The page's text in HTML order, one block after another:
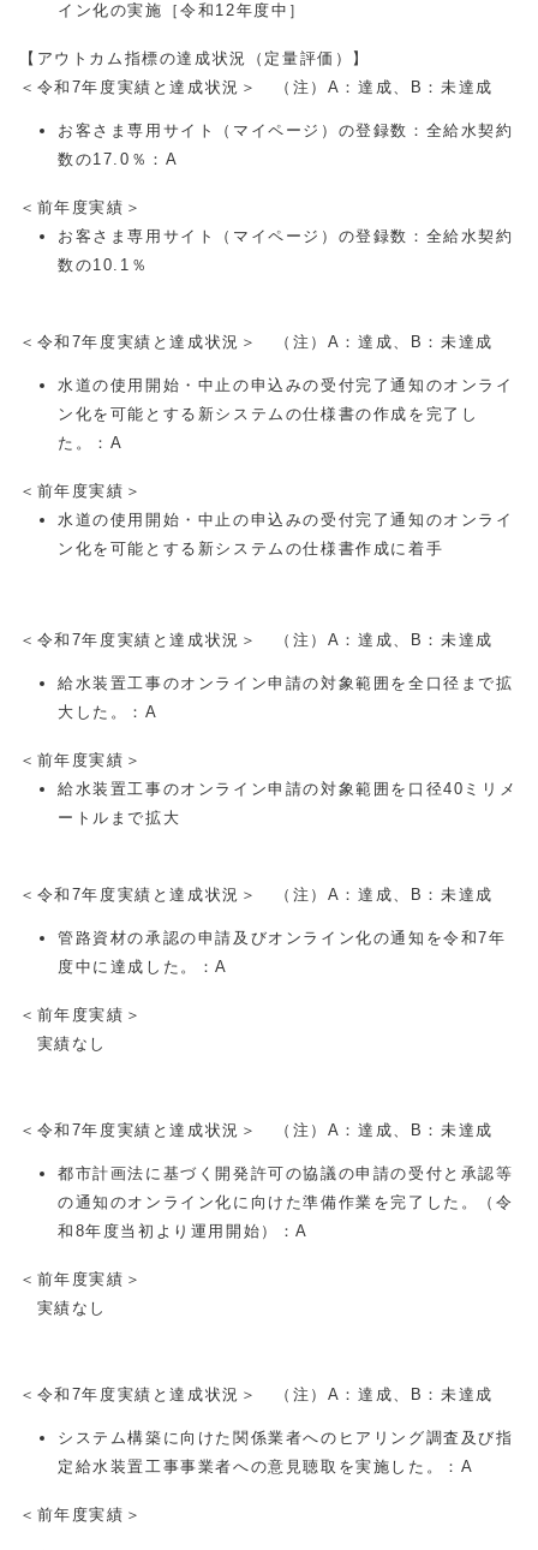
イン化の実施［令和12年度中］
【アウトカム指標の達成状況（定量評価）】
＜令和7年度実績と達成状況＞ （注）A：達成、B：未達成
お客さま専用サイト（マイページ）の登録数：全給水契約
数の17.0％：A
＜前年度実績＞
お客さま専用サイト（マイページ）の登録数：全給水契約
数の10.1％
＜令和7年度実績と達成状況＞ （注）A：達成、B：未達成
水道の使用開始・中止の申込みの受付完了通知のオンライ
ン化を可能とする新システムの仕様書の作成を完了し
た。：A
＜前年度実績＞
水道の使用開始・中止の申込みの受付完了通知のオンライ
ン化を可能とする新システムの仕様書作成に着手
＜令和7年度実績と達成状況＞ （注）A：達成、B：未達成
給水装置工事のオンライン申請の対象範囲を全口径まで拡
大した。：A
＜前年度実績＞
給水装置工事のオンライン申請の対象範囲を口径40ミリメ
ートルまで拡大
＜令和7年度実績と達成状況＞ （注）A：達成、B：未達成
管路資材の承認の申請及びオンライン化の通知を令和7年
度中に達成した。：A
＜前年度実績＞
実績なし
＜令和7年度実績と達成状況＞ （注）A：達成、B：未達成
都市計画法に基づく開発許可の協議の申請の受付と承認等
の通知のオンライン化に向けた準備作業を完了した。（令
和 8年度当初より運用開始）：A
＜前年度実績＞
実績なし
＜令和7年度実績と達成状況＞ （注）A：達成、B：未達成
システム構築に向けた関係業者へのヒアリング調査及び指
定給水装置工事事業者への意見聴取を実施した。：A
＜前年度実績＞